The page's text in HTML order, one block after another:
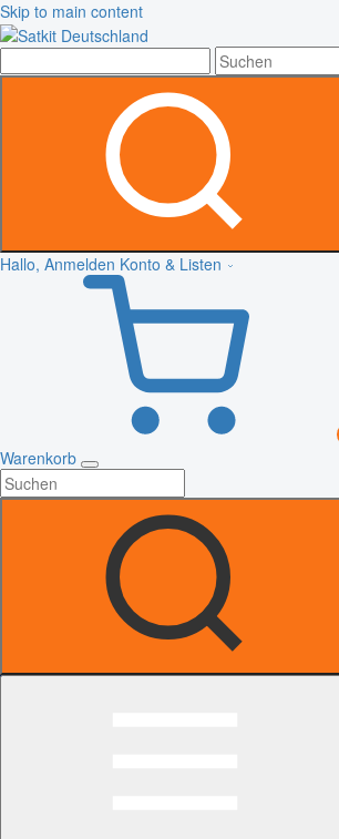
Skip to main content
Hallo, Anmelden Konto & Listen
Warenkorb